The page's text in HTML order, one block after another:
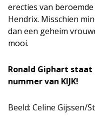
erecties van
Hendrix. Misschien
dan een geheim
mooi.
Ronald Giphart
nummer van KIJK!
Beeld: Celine Gijssen/